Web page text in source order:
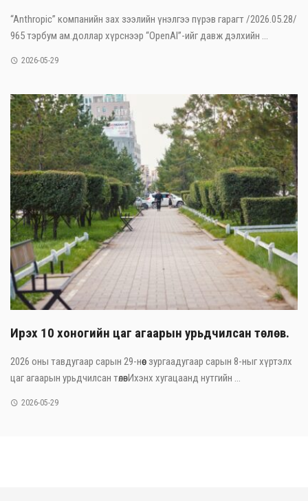
“Anthropic” компанийн зах зээлийн үнэлгээ пүрэв гарагт /2026.05.28/
965 тэрбум ам.доллар хүрснээр “OpenAI”-ийг давж дэлхийн ...
2026-05-29
Ирэх 10 хоногийн цаг агаарын урьдчилсан төлөв.
2026 оны тавдугаар сарын 29-нөөс зургаадугаар сарын 8-ныг хүртэлх
цаг агаарын урьдчилсан төлөвИхэнх хугацаанд нутгийн ...
2026-05-29